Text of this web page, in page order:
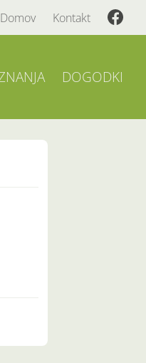
Domov Kontakt
DOGODKI